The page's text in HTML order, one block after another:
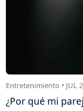
Entretenimiento • JUL
¿Por qué mi